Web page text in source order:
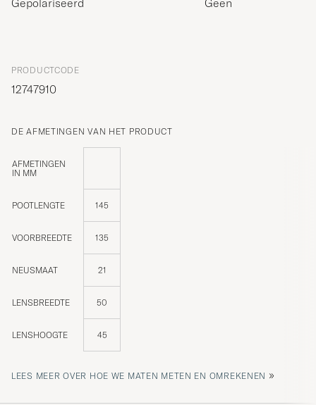
PRODUCTCODE
12747910
DE AFMETINGEN VAN HET PRODUCT
AFMETINGEN
IN MM
POOTLENGTE 145
VOORBREEDTE 135
NEUSMAAT 21
LENSBREEDTE 50
LENSHOOGTE 45
LEES MEER OVER HOE WE MATEN METEN EN OMREKENEN »